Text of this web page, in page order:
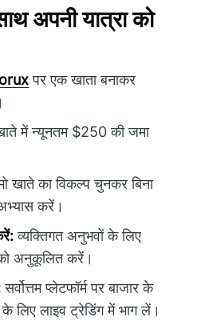
अपनी यात्रा को
पर एक खाता बनाकर
में न्यूनतम $250 की जमा
खाते का विकल्प चुनकर बिना
करें।
व्यक्तिगत अनुभवों के लिए
अनुकूलित करें।
सर्वोत्तम प्लेटफॉर्म पर बाजार के
लिए लाइव ट्रेडिंग में भाग लें।